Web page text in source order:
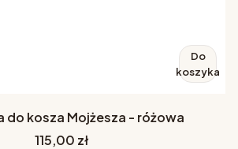
Do
koszyka
do kosza Mojżesza - różowa
Cena
115,00 zł